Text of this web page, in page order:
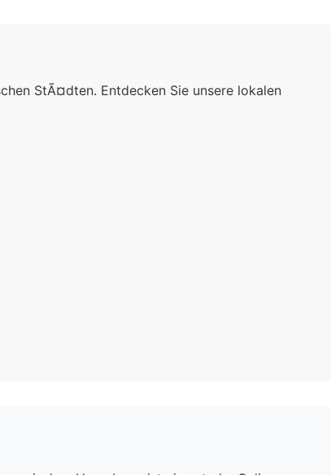
StÃ¤dten. Entdecken Sie unsere lokalen